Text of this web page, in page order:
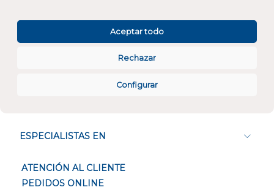
Configurar
Rechazar
Aceptar todo
ESPECIALISTAS EN
ATENCIÓN AL CLIENTE
PEDIDOS ONLINE